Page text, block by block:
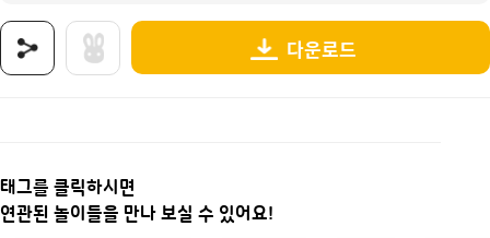
다운로드
태그를 클릭하시면
연관된 놀이들을 만나 보실 수 있어요!